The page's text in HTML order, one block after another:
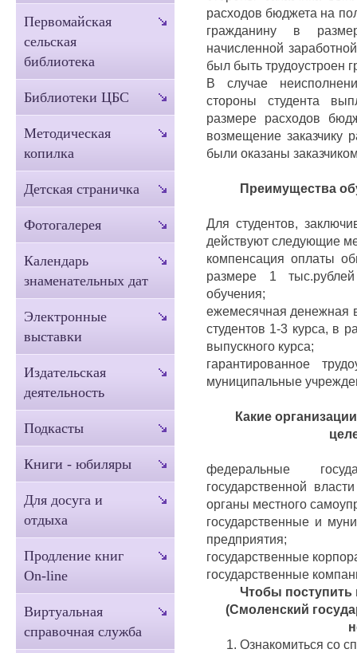
расходов бюджета на
гражданину в
начисленной
был быть трудоустроен
В случае
стороны студента
размере расходов
возмещение заказчику
были оказаны
Преимущества
Для студентов,
действуют следующие
компенсация оплаты
размере 1
обучения;
ежемесячная денежная
студентов 1-3 курса, в
выпускного курса;
гарантированное
муниципальные
Какие
федеральные
государственной
органы местного
государственные и
предприятия;
государственные
государственные
Чтобы поступить
(Смоленский
Ознакомиться со
Первомайская
сельская
библиотека
Библиотеки ЦБС
Методическая
копилка
Детская страничка
Фотогалерея
Календарь
знаменательных дат
Электронные
выставки
Издательская
деятельность
Подкасты
Книги - юбиляры
Для досуга и
отдыха
Продление книг
On-line
Виртуальная
справочная служба